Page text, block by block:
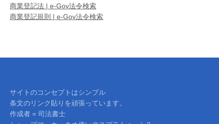
商業登記法 | e-Gov法令検索
商業登記規則 | e-Gov法令検索
サイトのコンセプトはシンプル
条文のリンク貼りを頑張っています。
作成者 = 司法書士